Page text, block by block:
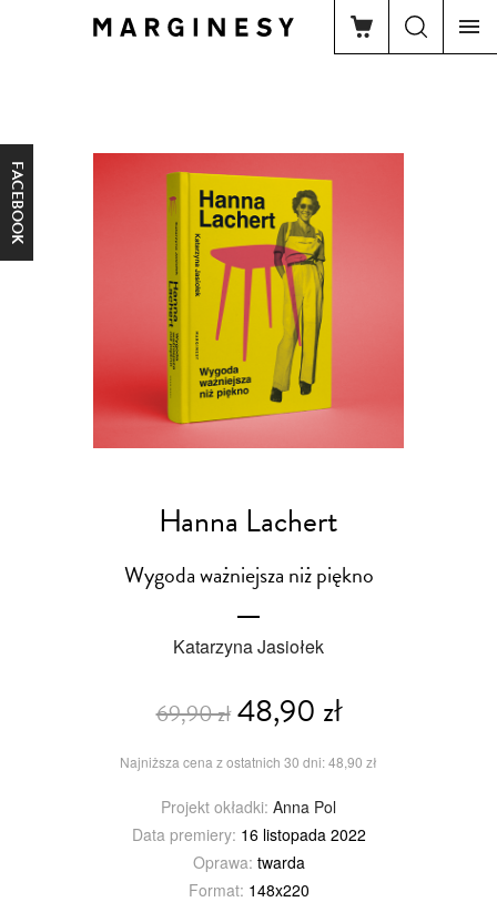
FACEBOOK
Hanna Lachert
Wygoda ważniejsza niż piękno
Katarzyna Jasiołek
69,90 zł48,90 zł
Najniższa cena z ostatnich 30 dni: 48,90 zł
Projekt okładki: Anna Pol
Data premiery: 16 listopada 2022
Oprawa: twarda
Format: 148x220